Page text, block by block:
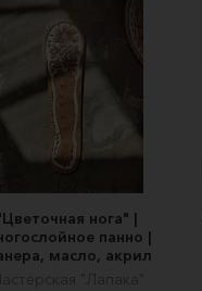
нога" |
панно |
масло, акрил
"Лапака"